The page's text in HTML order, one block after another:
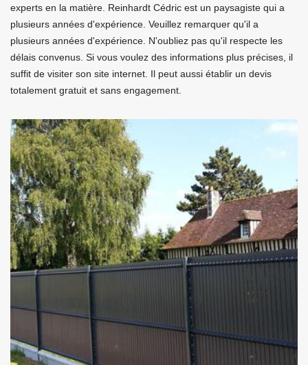
experts en la matière. Reinhardt Cédric est un paysagiste qui a
plusieurs années d'expérience. Veuillez remarquer qu'il a
plusieurs années d'expérience. N'oubliez pas qu'il respecte les
délais convenus. Si vous voulez des informations plus précises, il
suffit de visiter son site internet. Il peut aussi établir un devis
totalement gratuit et sans engagement.